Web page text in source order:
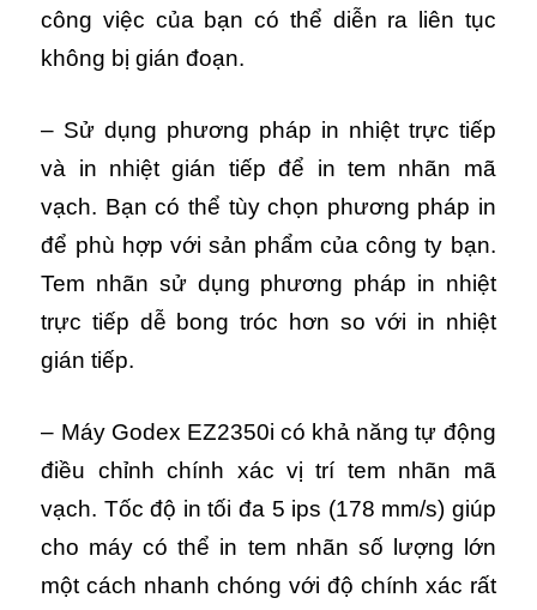
công việc của bạn có thể diễn ra liên tục
không bị gián đoạn.
– Sử dụng phương pháp in nhiệt trực tiếp
và in nhiệt gián tiếp để in tem nhãn mã
vạch. Bạn có thể tùy chọn phương pháp in
để phù hợp với sản phẩm của công ty bạn.
Tem nhãn sử dụng phương pháp in nhiệt
trực tiếp dễ bong tróc hơn so với in nhiệt
gián tiếp.
– Máy Godex EZ2350i có khả năng tự động
điều chỉnh chính xác vị trí tem nhãn mã
vạch. Tốc độ in tối đa 5 ips (178 mm/s) giúp
cho máy có thể in tem nhãn số lượng lớn
một cách nhanh chóng với độ chính xác rất